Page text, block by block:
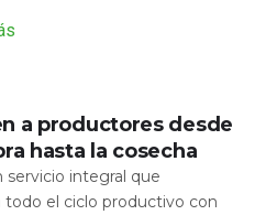
a productores desde
hasta la cosecha
servicio integral que
todo el ciclo productivo con